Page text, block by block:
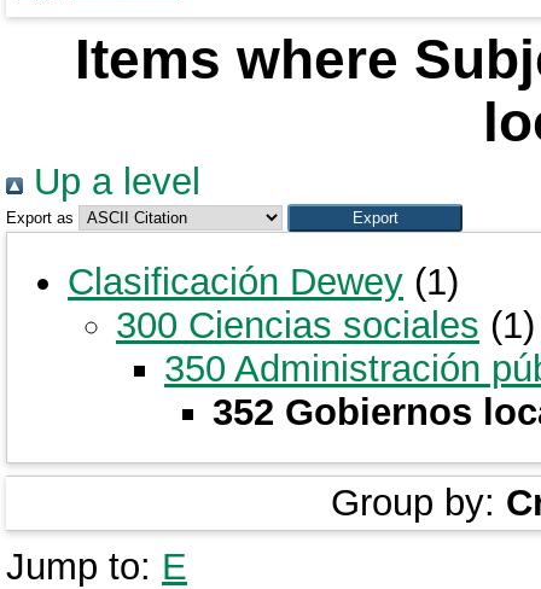
Items where
Up a level
Export as
Clasificación Dewey (1)
300 Ciencias sociales (1)
350 Administración
352 Gobiernos
Group by:
Jump to: E